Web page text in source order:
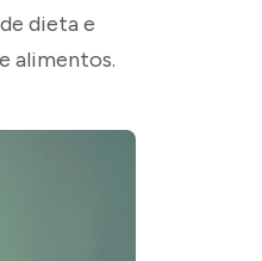
dieta e
alimentos.